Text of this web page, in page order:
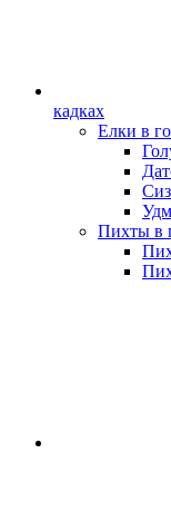
кадках
Елки в
Пихты в